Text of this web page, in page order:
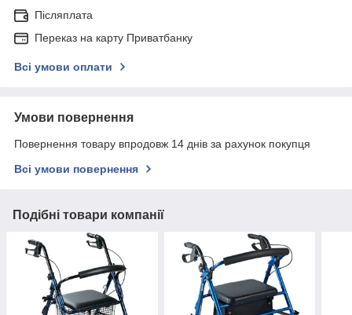
Післяплата
Переказ на карту Приватбанку
Всі умови оплати
Умови повернення
Повернення товару впродовж 14 днів за рахунок покупця
Всі умови повернення
Подібні товари компанії